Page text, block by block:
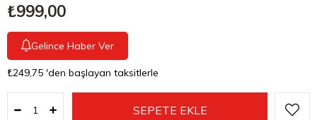
₺999,00
Gelince Haber Ver
₺249,75 'den başlayan taksitlerle